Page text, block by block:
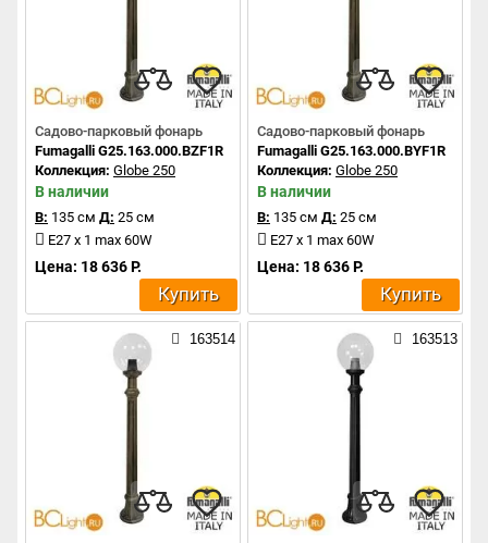
Садово-парковый фонарь
Fumagalli G25.163.000.BZF1R
Коллекция: Globe 250
В наличии
В: 135 см Д: 25 см
E27 x 1 max 60W
Цена: 18 636 Р.
Купить
Садово-парковый фонарь
Fumagalli G25.163.000.BYF1R
Коллекция: Globe 250
В наличии
В: 135 см Д: 25 см
E27 x 1 max 60W
Цена: 18 636 Р.
Купить
163514 163513